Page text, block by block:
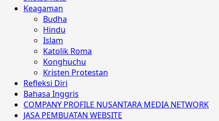
Keagaman
Budha
Hindu
Islam
Katolik Roma
Konghuchu
Kristen Protestan
Refleksi Diri
Bahasa Inggris
COMPANY PROFILE NUSANTARA MEDIA NETWORK
JASA PEMBUATAN WEBSITE